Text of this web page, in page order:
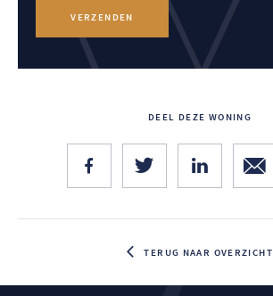
VERZENDEN
TERUG NAAR OVERZICHT
DEEL DEZE WONING